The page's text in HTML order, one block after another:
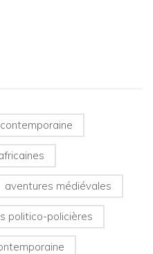
aventures médiévales
politico-policières